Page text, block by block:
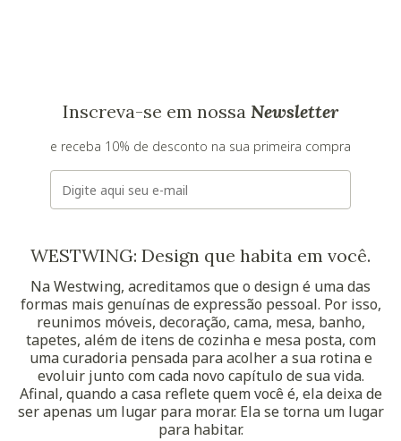
Inscreva-se em nossa Newsletter
e receba 10% de desconto na sua primeira compra
E-mail
WESTWING: Design que habita em você.
Na Westwing, acreditamos que o design é uma das
formas mais genuínas de expressão pessoal. Por isso,
reunimos móveis, decoração, cama, mesa, banho,
tapetes, além de itens de cozinha e mesa posta, com
uma curadoria pensada para acolher a sua rotina e
evoluir junto com cada novo capítulo de sua vida.
Afinal, quando a casa reflete quem você é, ela deixa de
ser apenas um lugar para morar. Ela se torna um lugar
para habitar.